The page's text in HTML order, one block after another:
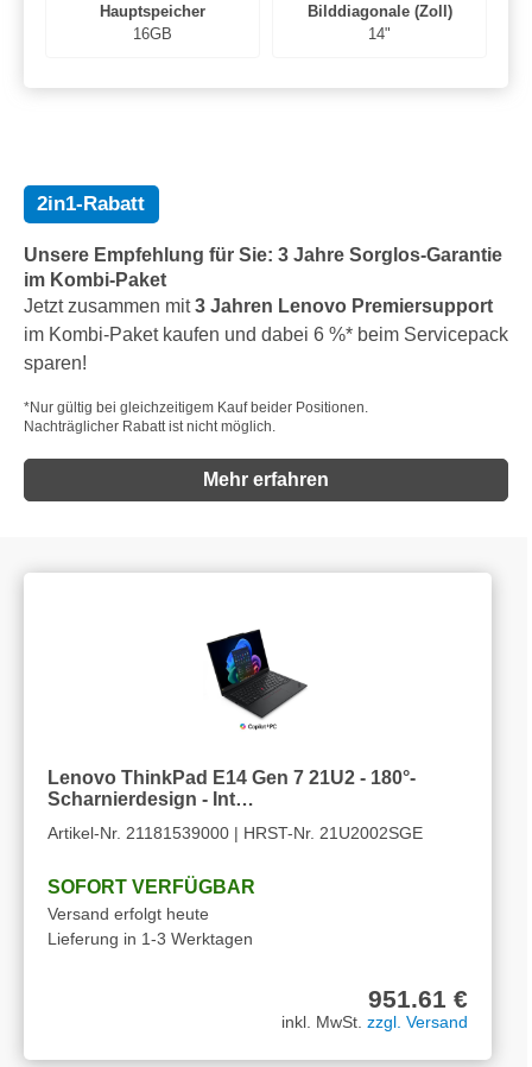
Hauptspeicher
16GB
Bilddiagonale (Zoll)
14"
2in1-Rabatt
Unsere Empfehlung für Sie: 3 Jahre Sorglos-Garantie
im Kombi-Paket
Jetzt zusammen mit3 Jahren Lenovo Premiersupport
im Kombi-Paket kaufen und dabei 6 %* beim Servicepack
sparen!
*Nur gültig bei gleichzeitigem Kauf beider Positionen.
Nachträglicher Rabatt ist nicht möglich.
Mehr erfahren
Lenovo ThinkPad E14 Gen 7 21U2 - 180°-
Scharnierdesign - Int…
Artikel-Nr. 21181539000 | HRST-Nr. 21U2002SGE
SOFORT VERFÜGBAR
Versand erfolgt heute
Lieferung in 1-3 Werktagen
951.61 €
inkl. MwSt. zzgl. Versand